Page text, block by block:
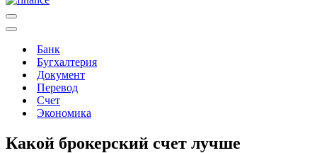
Меню
навигации
Меню
навигацииБанк
Бугхалтерия
Документ
Перевод
Счет
Экономика
Какой брокерский счет лучше